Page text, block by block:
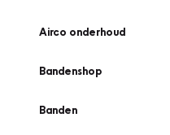
Airco onderhoud
Bandenshop
Banden